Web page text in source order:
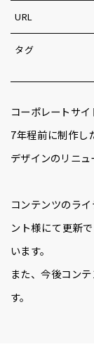
URL
タグ
コーポレートサイ
7年程前に制作し
デザインのリニュ
コンテンツのラ
ント様にて更新
います。
また、今後コン
す。